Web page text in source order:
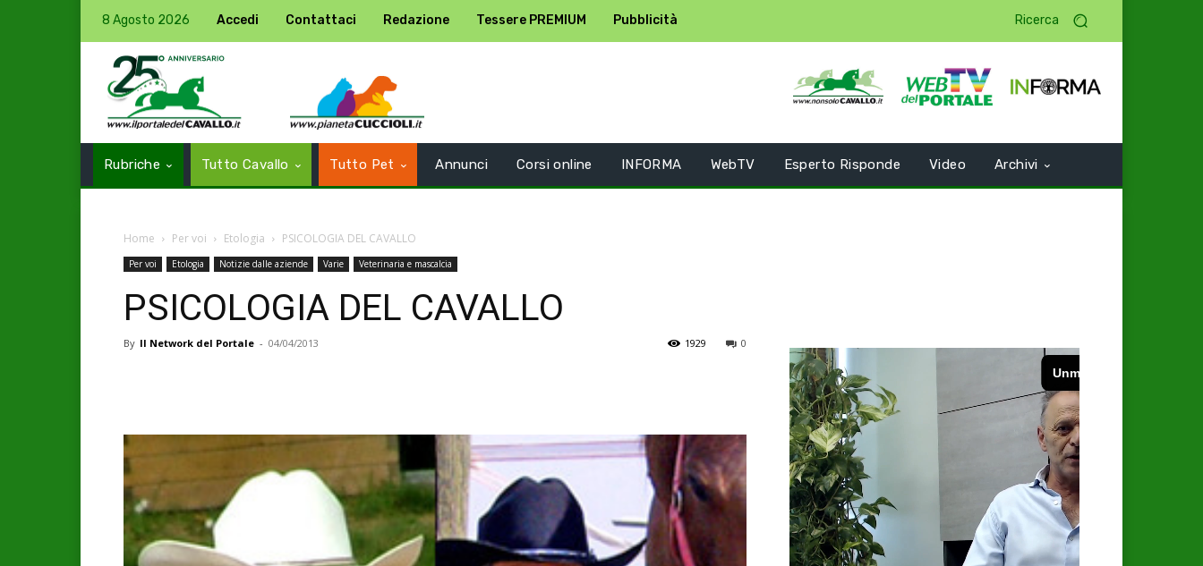
8 Agosto 2026 Accedi Contattaci Redazione Tessere PREMIUM Pubblicità Ricerca
Rubriche Tutto Cavallo Tutto Pet Annunci Corsi online INFORMA WebTV Esperto Risponde Video Archivi
Home Per voi Etologia PSICOLOGIA DEL CAVALLO
Per voi Etologia Notizie dalle aziende Varie Veterinaria e mascalcia
PSICOLOGIA DEL CAVALLO
By Il Network del Portale - 04/04/2013 0
1929